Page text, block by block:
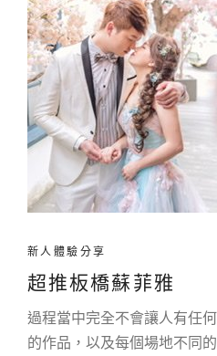
新人體驗分享
超推板橋蘇菲雅
過程當中完全不會讓人有任
的作品，以及每個場地不同